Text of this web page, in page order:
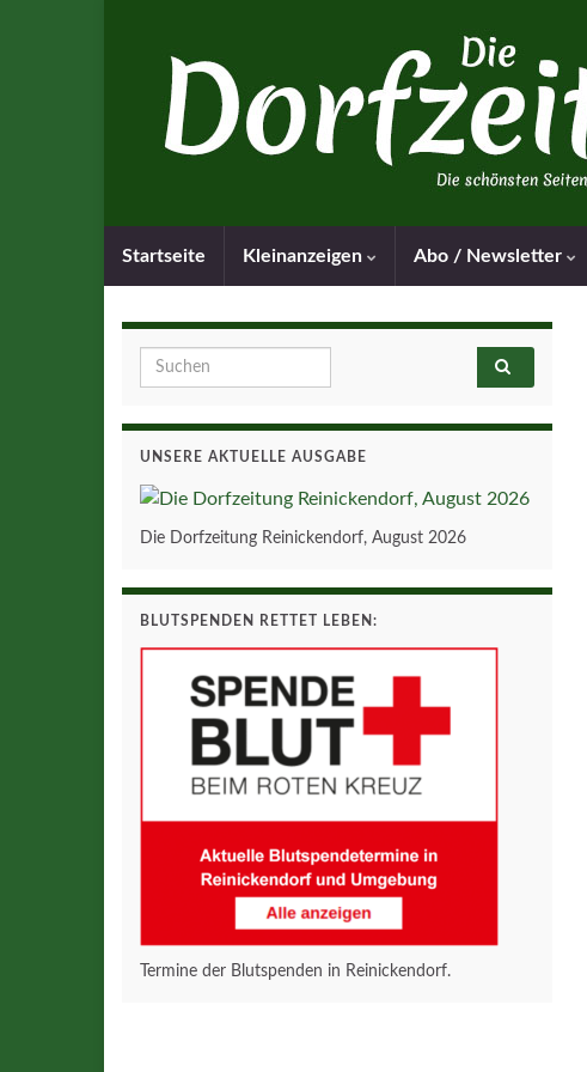
Startseite Kleinanzeigen Abo / Newsletter
Search for:
UNSERE AKTUELLE AUSGABE
Die Dorfzeitung Reinickendorf, August 2026
BLUTSPENDEN RETTET LEBEN:
Termine der Blutspenden in Reinickendorf.